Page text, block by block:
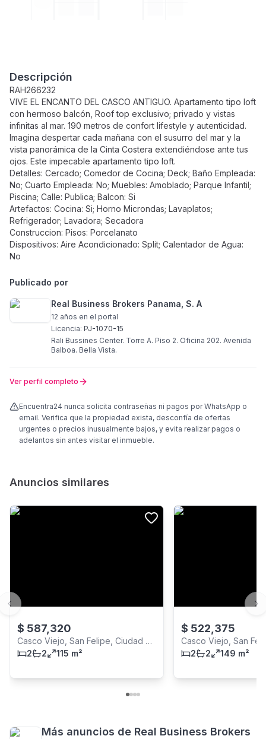
Descripción
RAH266232
VIVE EL ENCANTO DEL CASCO ANTIGUO. Apartamento tipo loft
con hermoso balcón, Roof top exclusivo; privado y vistas
infinitas al mar. 190 metros de confort lifestyle y autenticidad.
Imagina despertar cada mañana con el susurro del mar y la
vista panorámica de la Cinta Costera extendiéndose ante tus
ojos. Este impecable apartamento tipo loft.
Detalles: Cercado; Comedor de Cocina; Deck; Baño Empleada:
No; Cuarto Empleada: No; Muebles: Amoblado; Parque Infantil;
Piscina; Calle: Publica; Balcon: Si
Artefactos: Cocina: Si; Horno Microndas; Lavaplatos;
Refrigerador; Lavadora; Secadora
Construccion: Pisos: Porcelanato
Dispositivos: Aire Acondicionado: Split; Calentador de Agua:
No
Publicado por
Real Business Brokers Panama, S. A
12 años en el portal
Licencia: PJ-1070-15
Rali Bussines Center. Torre A. Piso 2. Oficina 202. Avenida
Balboa. Bella Vista.
Ver perfil completo
Encuentra24 nunca solicita contraseñas ni pagos por WhatsApp o
email. Verifica que la propiedad exista, desconfía de ofertas
urgentes o precios inusualmente bajos, y evita realizar pagos o
adelantos sin antes visitar el inmueble.
Anuncios similares
$ 587,320
Casco Viejo, San Felipe, Ciudad de
Panamá
2 2 115 m²
$ 522,375
Casco Viejo, San
Panamá
2 2 149 m²
Previous slide
Más anuncios de Real Business Brokers